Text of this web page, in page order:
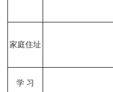
家庭住址
学 习